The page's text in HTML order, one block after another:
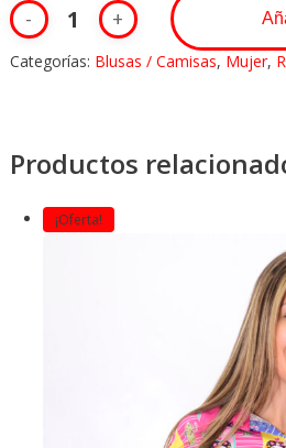
Categorías: Blusas / Camisas, Mujer,
Productos
¡Oferta!